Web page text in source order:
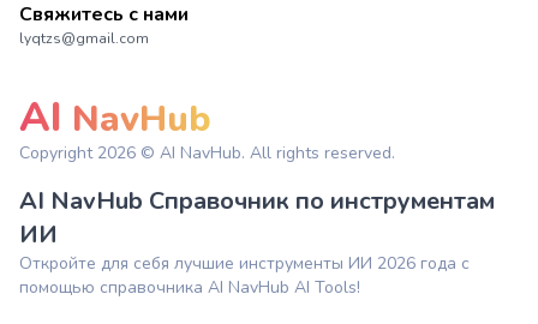
Свяжитесь с нами
lyqtzs@gmail.com
AI NavHub
Copyright 2026 © AI NavHub. All rights reserved.
AI NavHub Справочник по инструментам
ИИ
Откройте для себя лучшие инструменты ИИ 2026 года с
помощью справочника AI NavHub AI Tools!